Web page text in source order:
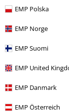
EMP Polska
EMP Norge
EMP Suomi
EMP United
EMP Danmark
EMP Österreich